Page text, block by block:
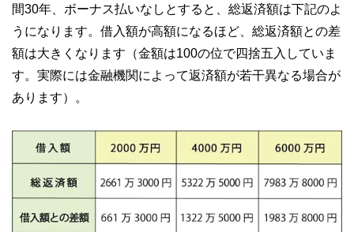
間30年、ボーナス払いなしとすると、総返済額は下記のよ
うになります。借入額が高額になるほど、総返済額との差
額は大きくなります（金額は100の位で四捨五入していま
す。実際には金融機関によって返済額が若干異なる場合が
あります）。